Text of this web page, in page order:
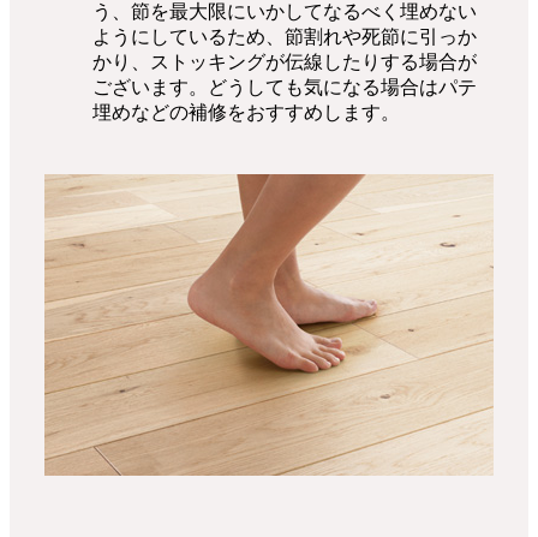
う、節を最大限にいかしてなるべく埋めない
ようにしているため、節割れや死節に引っか
かり、ストッキングが伝線したりする場合が
ございます。どうしても気になる場合はパテ
埋めなどの補修をおすすめします。